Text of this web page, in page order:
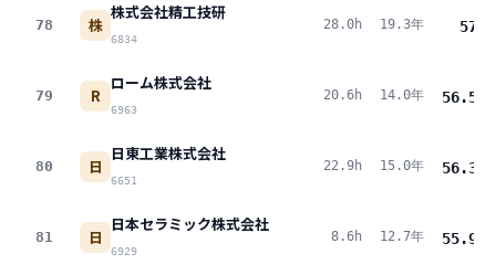
78 株
株式会社精工技研
6834
28.0h 19.3年 57
79 R
ローム株式会社
6963
20.6h 14.0年 56.5
80 日
日東工業株式会社
6651
22.9h 15.0年 56.3
81 日
日本セラミック株式会社
6929
8.6h 12.7年 55.9